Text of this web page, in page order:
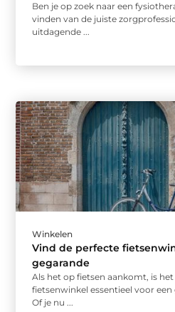
Ben je op zoek naar een
vinden van de juiste
uitdagende ...
Winkelen
Vind de perfecte
gegarande
Als het op fietsen aankomt, is
fietsenwinkel essentieel voor
Of je nu ...